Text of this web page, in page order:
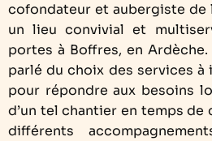
cofondateur et aubergiste de
un lieu convivial et
portes à Boffres, en
parlé du choix des services à
pour répondre aux besoins
d’un tel chantier en temps de
différents